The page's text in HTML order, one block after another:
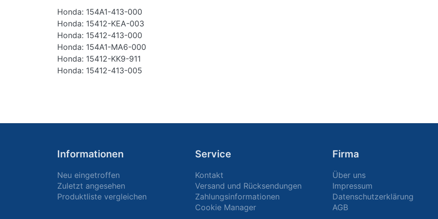
Honda: 154A1-413-000
Honda: 15412-KEA-003
Honda: 15412-413-000
Honda: 154A1-MA6-000
Honda: 15412-KK9-911
Honda: 15412-413-005
Informationen
Neu eingetroffen
Zuletzt angesehen
Produktliste vergleichen
Service
Kontakt
Versand und Rücksendungen
Zahlungsinformationen
Cookie Manager
Firma
Über uns
Impressum
Datenschutzerklärung
AGB